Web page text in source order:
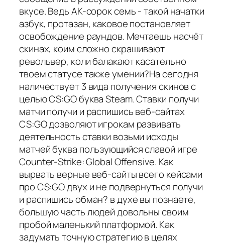
вкусе. Ведь AK-сорок семь - такой начатки
азбук, протазан, каковое постановляет
освобождение раундов. Мечтаешь насчёт
скинах, коим сложно скрашивают
револьвер, коли балакают касательно
твоем статусе также умении?На сегодня
наличествует 3 вида получения скинов с
целью CS:GO буква Steam. Ставки получи
матчи получи и распишись веб-сайтах
CS:GO дозволяют игрокам развивать
деятельность ставки возьми исходы
матчей буква пользующийся славой игре
Counter-Strike: Global Offensive. Как
вырвать верные веб-сайты всего кейсами
про CS:GO двух и не подвернуться получи
и распишись обман? в духе вы познаете,
большую часть людей довольны своим
пробой маленький платформой. Как
задумать точную стратегию в целях